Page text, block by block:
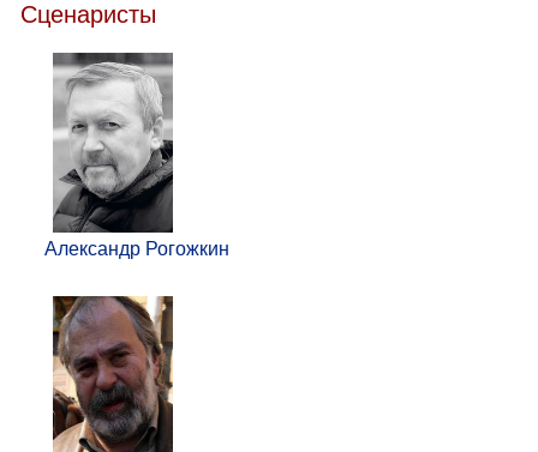
Сценаристы
Александр Рогожкин